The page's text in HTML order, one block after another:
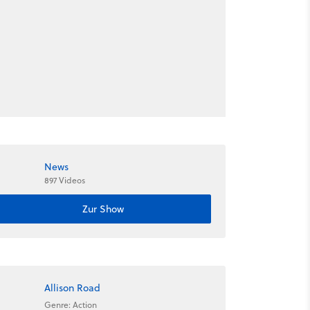
News
897 Videos
Zur Show
Allison Road
Genre: Action